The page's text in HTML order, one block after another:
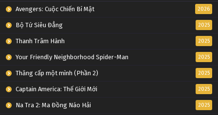
Avengers: Cuộc Chiến Bí Mật 2026
Bộ Tứ Siêu Đẳng 2025
Thanh Trâm Hành 2025
Your Friendly Neighborhood Spider-Man 2025
Thăng cấp một mình (Phần 2) 2025
Captain America: Thế Giới Mới 2025
Na Tra 2: Ma Đồng Náo Hải 2025